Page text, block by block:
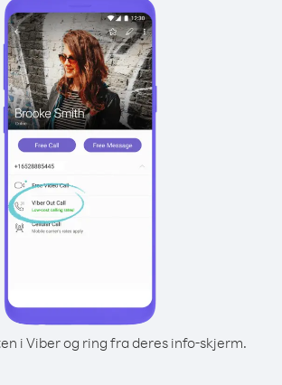
i Viber og ring fra deres info-skjerm.